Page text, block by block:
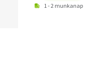
1 - 2 munkanap